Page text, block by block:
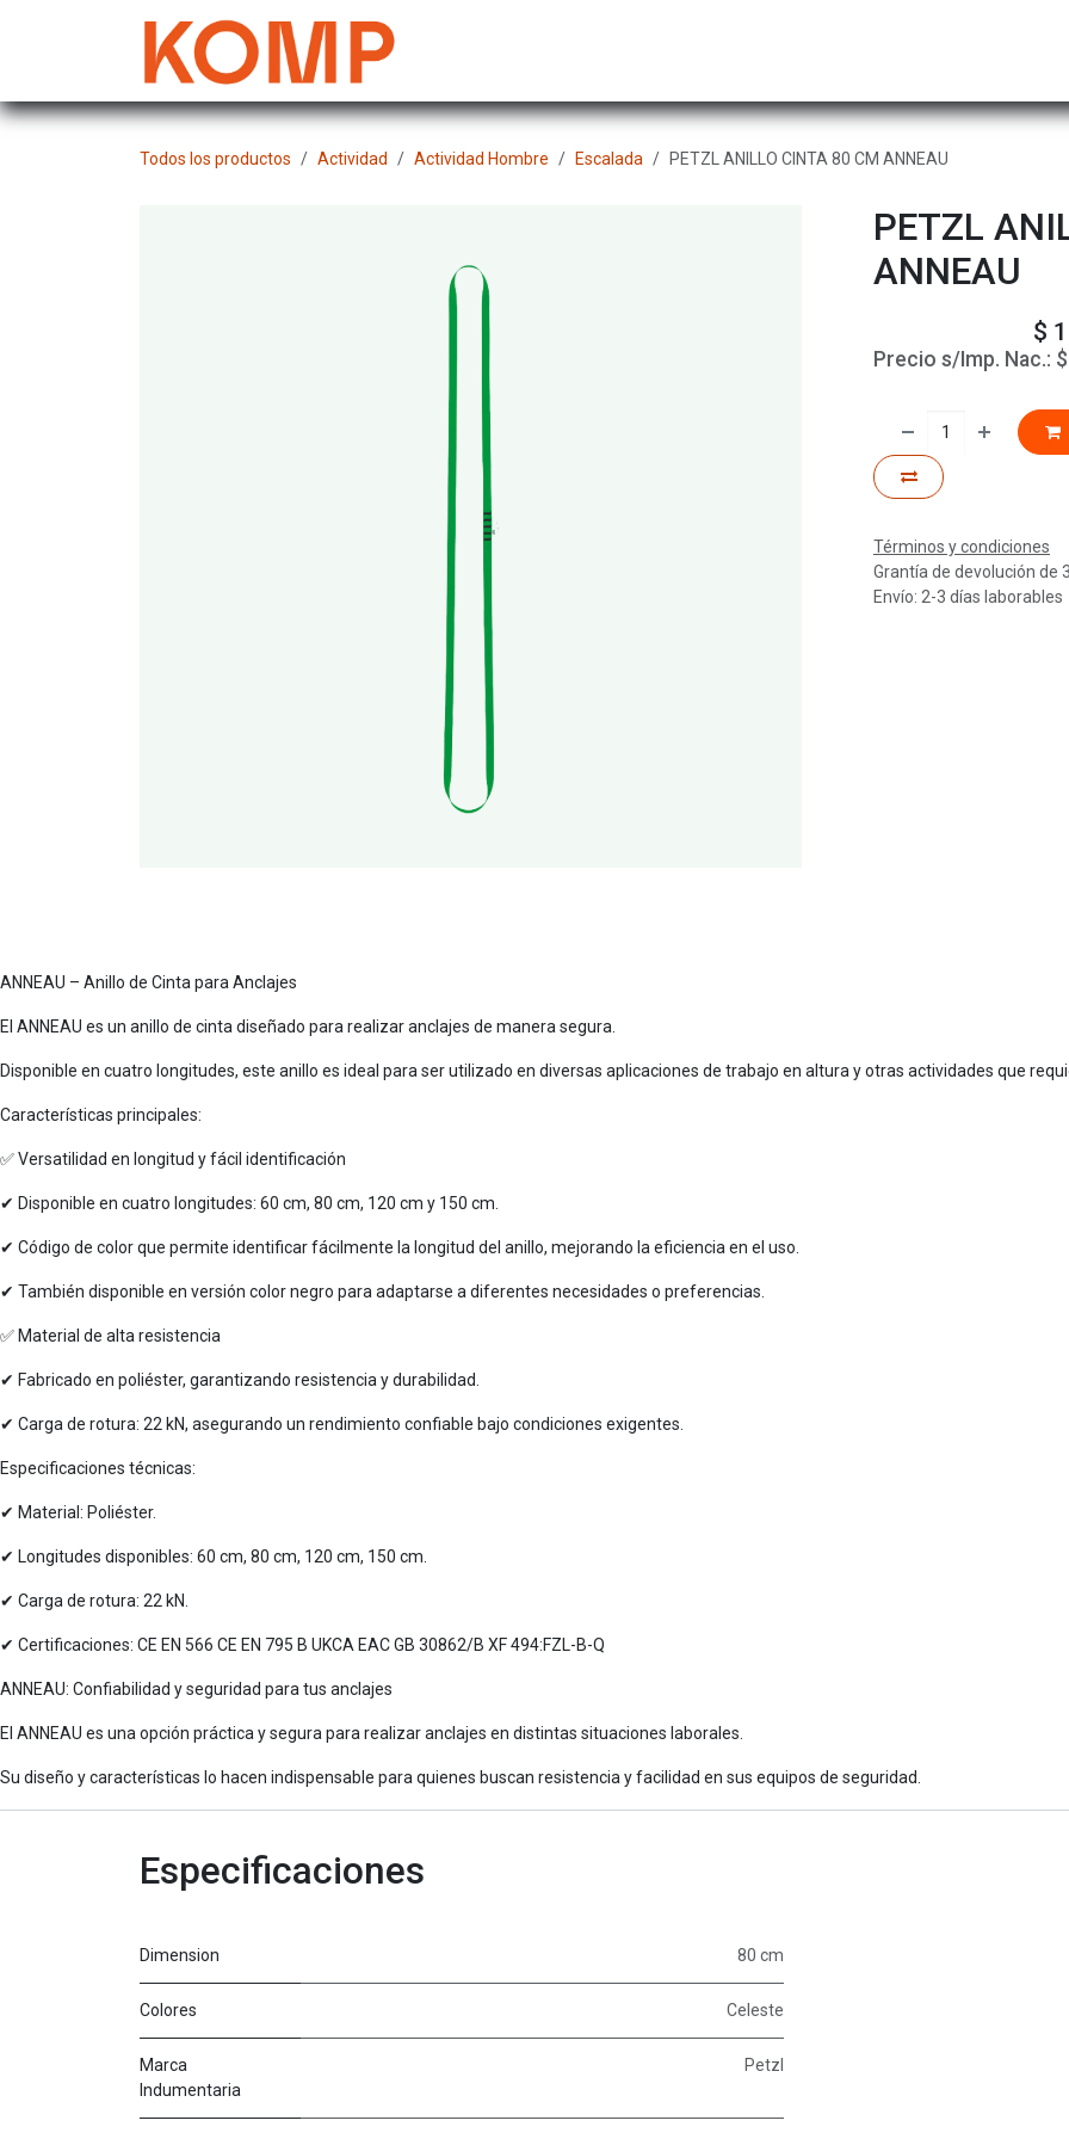
Todos los productos Actividad Actividad Hombre Escalada PETZL ANILLO CINTA 80 CM ANNEAU
PETZL
ANNEAU
$
Precio s/Imp. Nac.: $
Términos y condiciones
Grantía de devolución de
Envío: 2-3 días laborables
ANNEAU – Anillo de Cinta para Anclajes
El ANNEAU es un anillo de cinta diseñado para realizar anclajes de manera segura.
Disponible en cuatro longitudes, este anillo es ideal para ser utilizado en diversas aplicaciones de trabajo en altura y otras actividades que
Características principales:
✅ Versatilidad en longitud y fácil identificación
✔ Disponible en cuatro longitudes: 60 cm, 80 cm, 120 cm y 150 cm.
✔ Código de color que permite identificar fácilmente la longitud del anillo, mejorando la eficiencia en el uso.
✔ También disponible en versión color negro para adaptarse a diferentes necesidades o preferencias.
✅ Material de alta resistencia
✔ Fabricado en poliéster, garantizando resistencia y durabilidad.
✔ Carga de rotura: 22 kN, asegurando un rendimiento confiable bajo condiciones exigentes.
Especificaciones técnicas:
✔ Material: Poliéster.
✔ Longitudes disponibles: 60 cm, 80 cm, 120 cm, 150 cm.
✔ Carga de rotura: 22 kN.
✔ Certificaciones: CE EN 566 CE EN 795 B UKCA EAC GB 30862/B XF 494:FZL-B-Q
ANNEAU: Confiabilidad y seguridad para tus anclajes
El ANNEAU es una opción práctica y segura para realizar anclajes en distintas situaciones laborales.
Su diseño y características lo hacen indispensable para quienes buscan resistencia y facilidad en sus equipos de seguridad.
Especificaciones
Dimension 80 cm
Colores Celeste
Marca
Indumentaria
Petzl